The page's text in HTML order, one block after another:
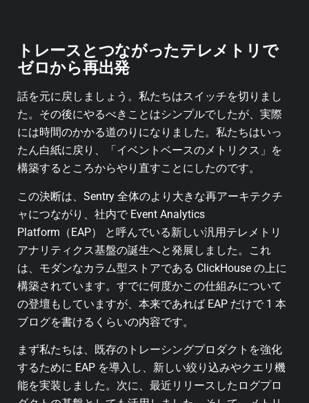
トレースとつながったテレメトリで
ゼロから再出発
話を元に戻しましょう。私たちはスイッチを切りまし
た。その後にやるべきことはシンプルでしたが、実際
には時間のかかる道のりになりました。私たちはいっ
たん白紙に戻り、「イベントベースのメトリクス」を
構築するところからやり直すことにしたのです。
この決断は、Sentry 全体のより大きな再アーキテクチ
ャにつながり、社内で Event Analytics
Platform（EAP） と呼んでいる新しい汎用テレメトリ
アナリティクス基盤の誕生へと発展しました。これ
は、モダンなカラム型ストアである ClickHouse の上に
構築されています。すでに何度かこの仕組みについて
の登壇もしていますが、本来であれば EAP だけで 1 本
ブログを書けるくらいの内容です。
まず私たちは、既存のトレーシングプロダクトを強化
するために EAP を導入し、新しい絞り込みやクエリ機
能を実装しました。次に、最近リリースしたログプロ